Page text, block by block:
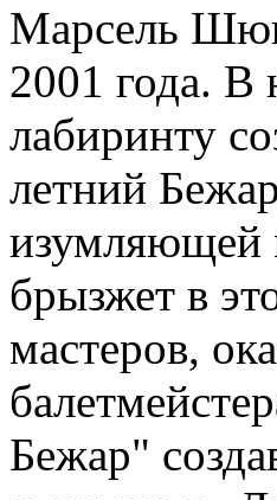
Марсель
2001 года. В
лабиринту
летний
изумляющей
брызжет в
мастеров,
Бежар"